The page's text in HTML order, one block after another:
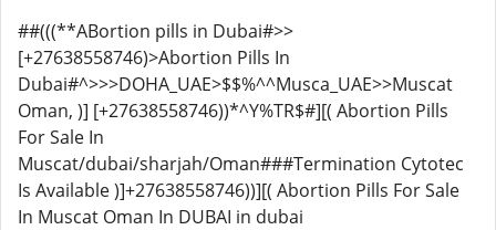
##(((**ABortion pills in Dubai#>>
[+27638558746)>Abortion Pills In
Dubai#^>>>DOHA_UAE>$$%^^Musca_UAE>>Muscat
Oman, )] [+27638558746))*^Y%TR$#][( Abortion Pills
For Sale In
Muscat/dubai/sharjah/Oman###Termination Cytotec
Is Available )]+27638558746))][( Abortion Pills For Sale
In Muscat Oman In DUBAI in dubai